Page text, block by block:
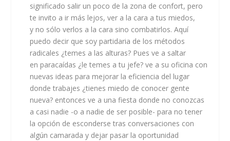
significado salir un poco de la zona de confort, pero
te invito a ir más lejos, ver a la cara a tus miedos,
y no sólo verlos a la cara sino combatirlos. Aquí
puedo decir que soy partidaria de los métodos
radicales ¿temes a las alturas? Pues ve a saltar
en paracaídas ¿le temes a tu jefe? ve a su oficina con
nuevas ideas para mejorar la eficiencia del lugar
donde trabajes ¿tienes miedo de conocer gente
nueva? entonces ve a una fiesta donde no conozcas
a casi nadie -o a nadie de ser posible- para no tener
la opción de esconderse tras conversaciones con
algún camarada y dejar pasar la oportunidad